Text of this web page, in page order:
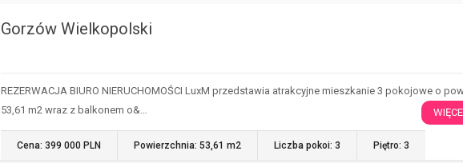
Gorzów Wielkopolski
REZERWACJA BIURO NIERUCHOMOŚCI LuxM przedstawia atrakcyjne mieszkanie 3 pokojowe o
53,61 m2 wraz z balkonem o&…
Cena: 399 000 PLN Powierzchnia: 53,61 m2 Liczba pokoi: 3 Piętro: 3